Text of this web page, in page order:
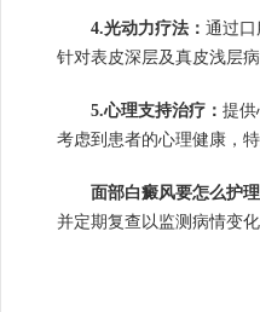
4.光动力疗法：通过
针对表皮深层及真皮浅层
5.心理支持治疗：提
考虑到患者的心理健康，
面部白癜风要怎么护
并定期复查以监测病情变化